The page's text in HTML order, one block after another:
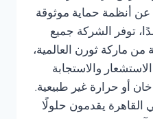
عن أنظمة حماية موثوقة
توفر الشركة جميع
من ماركة ثورن العالمية،
والاستجابة
أو حرارة غير طبيعية.
القاهرة يقدمون حلولًا